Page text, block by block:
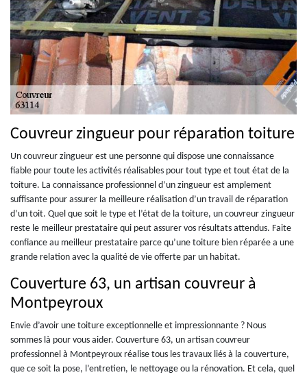
Couvreur zingueur pour réparation toiture
Un couvreur zingueur est une personne qui dispose une connaissance
fiable pour toute les activités réalisables pour tout type et tout état de la
toiture. La connaissance professionnel d’un zingueur est amplement
suffisante pour assurer la meilleure réalisation d’un travail de réparation
d’un toit. Quel que soit le type et l’état de la toiture, un couvreur zingueur
reste le meilleur prestataire qui peut assurer vos résultats attendus. Faite
confiance au meilleur prestataire parce qu’une toiture bien réparée a une
grande relation avec la qualité de vie offerte par un habitat.
Couverture 63, un artisan couvreur à
Montpeyroux
Envie d’avoir une toiture exceptionnelle et impressionnante ? Nous
sommes là pour vous aider. Couverture 63, un artisan couvreur
professionnel à Montpeyroux réalise tous les travaux liés à la couverture,
que ce soit la pose, l’entretien, le nettoyage ou la rénovation. Et cela, quel